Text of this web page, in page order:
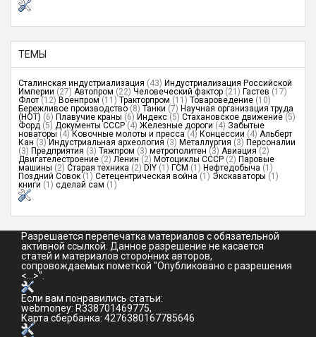
ТЕМЫ
Сталинская индустриализация (43) Индустриализация Российской
Империи (27) Автопром (22) Человеческий фактор (21) Гастев (17)
Флот (12) Военпром (11) Тракторпром (11) Товароведение (10)
Бережливое производство (8) Танки (7) Научная организация труда
(НОТ) (6) Плавучие краны (6) Индекс (5) Стахановское движение (5)
Форд (5) Документы СССР (4) Железные дороги (4) Забытые
новаторы (4) Ковочные молоты и пресса (4) Концессии (4) Альберт
Кан (3) Индустриальная археология (3) Металлургия (3) Персоналии
(3) Предприятия (3) Тяжпром (3) метрополитен (3) Авиация (2)
Двигателестроение (2) Ленин (2) Мотоциклы СССР (2) Паровые
машины (2) Старая техника (2) DIY (1) ГСМ (1) Нефтедобыча (1)
Поздний Совок (1) Сетецентрическая война (1) Экскаваторы (1)
книги (1) сделай сам (1)
Разрешается перепечатка материалов с обязательной
активной ссылкой. Данное разрешение не касается
статей и материалов сторонних авторов,
сопровождаемых пометкой "Опубликовано с разрешения
<...>".
Если вам понравились статьи:
webmoney: R338701469775,
Карта сбербанка: 4276380167785646